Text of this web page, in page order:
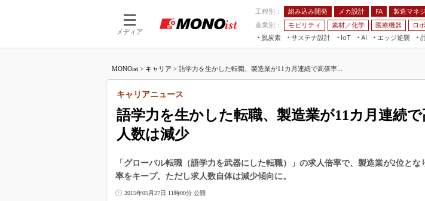
メディア
工程別： 組み込み開発 メカ設計 FA 製造マネ
産業別：
モビリティ 素材／化学 医療機器 ロ
脱炭素
サステナ設計
IoT
つながる工場
AI
AI×設備保全
エッジ逆襲
JIMTOF
IIFES
TECHNO-FRONTIER
VR／AR
組み込み画像技術
FA
MONOist > キャリア > 語学力を生かした転職、製造業が11カ月連続で高倍率...
語学力を生かした転職、製造業が11カ月連続
人数は減少
キャリアニュース
「グローバル転職（語学力を武器にした転職）」の求人倍率で、製造業が2位とな
率をキープ。ただし求人数自体は減少傾向に。
2015年05月27日 11時00分 公開